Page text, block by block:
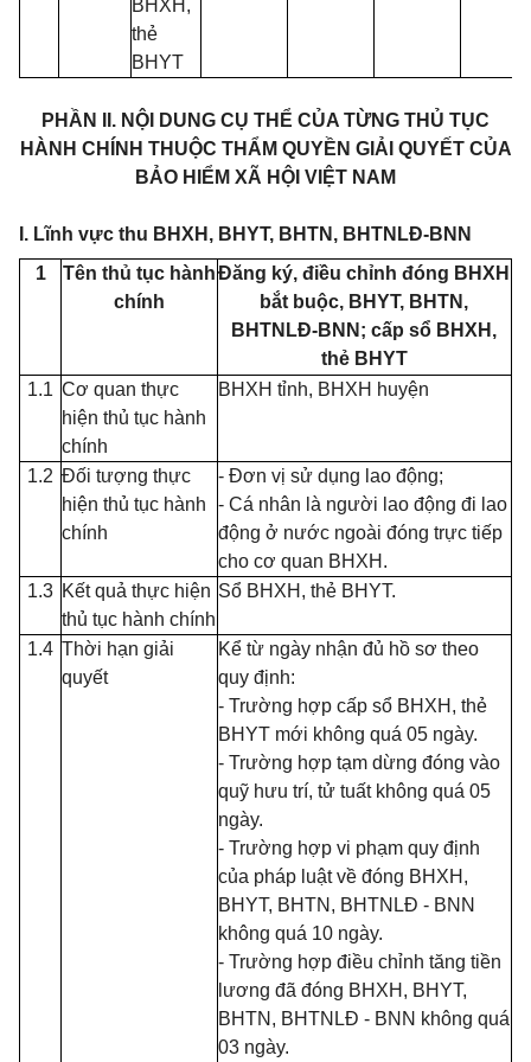
BHXH,
thẻ
BHYT
PHẦN II. NỘI DUNG CỤ THỂ CỦA TỪNG THỦ TỤC
HÀNH CHÍNH THUỘC THẨM QUYỀN GIẢI QUYẾT CỦA
BẢO HIỂM XÃ HỘI VIỆT NAM
I. Lĩnh vực thu BHXH, BHYT, BHTN, BHTNLĐ-BNN
1
Tên thủ tục hành
chính
Đăng ký, điều chỉnh đóng BHXH
bắt buộc, BHYT, BHTN,
BHTNLĐ-BNN; cấp sổ BHXH,
thẻ BHYT
1.1 Cơ quan thực
hiện thủ tục hành
chính
BHXH tỉnh, BHXH huyện
1.2 Đối tượng thực
hiện thủ tục hành
chính
- Đơn vị sử dụng lao động;
- Cá nhân là người lao động đi lao
động ở nước ngoài đóng trực tiếp
cho cơ quan BHXH.
1.3 Kết quả thực hiện
thủ tục hành chính
Sổ BHXH, thẻ BHYT.
1.4 Thời hạn giải
quyết
Kể từ ngày nhận đủ hồ sơ theo
quy định:
- Trường hợp cấp sổ BHXH, thẻ
BHYT mới không quá 05 ngày.
- Trường hợp tạm dừng đóng vào
quỹ hưu trí, tử tuất không quá 05
ngày.
- Trường hợp vi phạm quy định
của pháp luật về đóng BHXH,
BHYT, BHTN, BHTNLĐ - BNN
không quá 10 ngày.
- Trường hợp điều chỉnh tăng tiền
lương đã đóng BHXH, BHYT,
BHTN, BHTNLĐ - BNN không quá
03 ngày.